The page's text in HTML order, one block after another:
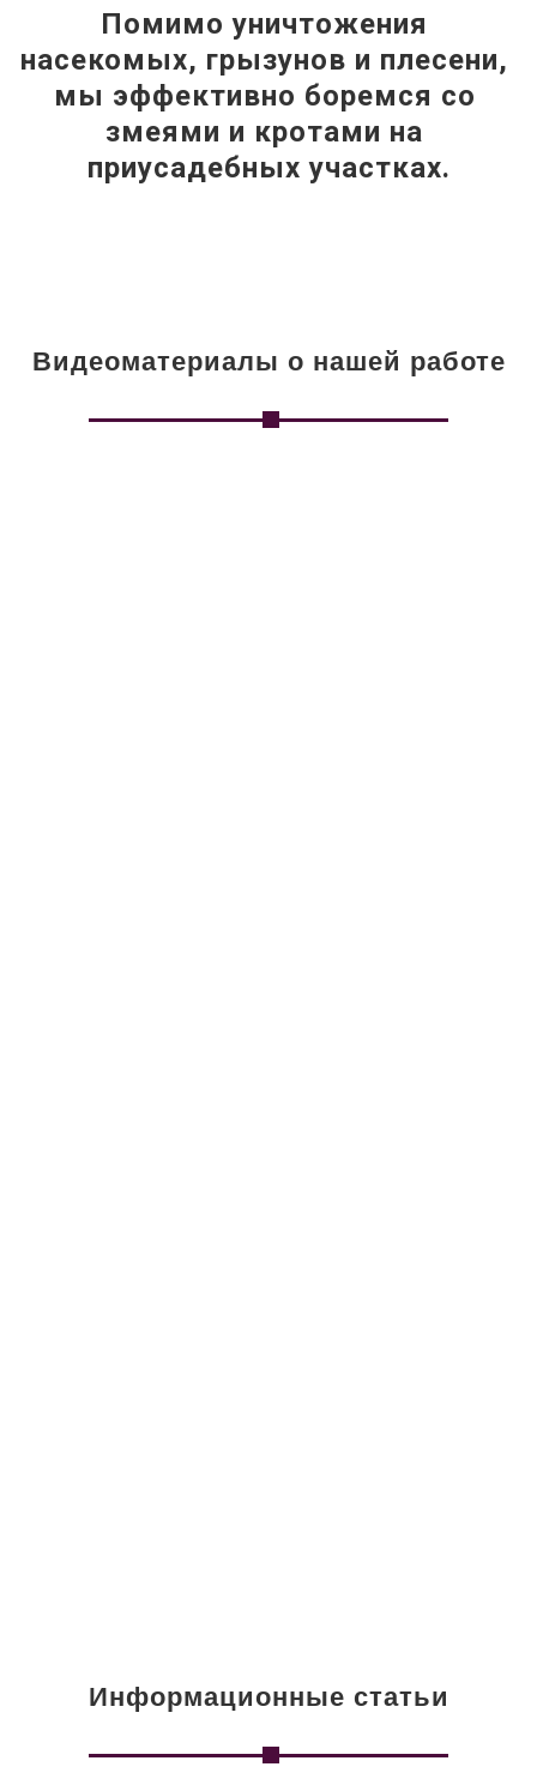
Помимо уничтожения
насекомых, грызунов и плесени,
мы эффективно боремся со
змеями и кротами на
приусадебных участках.
Видеоматериалы о нашей работе
Информационные статьи